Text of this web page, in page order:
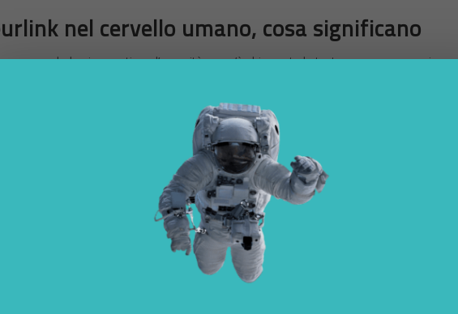
nel cervello umano, cosa significano
un balzo in avanti per l’umanità, ma c’è chi scuote la testa con preoccupazione.
tra uomo e macchina, in cui i confini tra biologico e digitale si dissolvono e le
della nostra coscienza, può spaventare anche il più coraggioso dei futuristi.
siamo disposti a sacrificare per ottenere una connessione ultra-rapida con la
e ha aperto le porte della mente umana a possibilità potenzialmente infinite, ma
umanità? Sarà ancora possibile mantenere la nostra individualità, o ci
cerebro-digitale?
nel regno dei nostri neuroni, il nostro concetto di privacy viene messo
I dispositivi impiantati potrebbero fungere, secondo i pessimisti, da spie che
portando il concetto di sorveglianza a nuovi livelli.
che l’umanità è capace di adattarsi e superare le sfide più incredibili. Potremmo
con uno spirito illuminato e un po’ di ironia. Dopotutto, la nostra mente è una
e pensieri bizzarri. Forse, se riusciremo a convivere con questi dispositivi digitali
un nuovo modo di esprimere la nostra creatività e di interagire con il mondo.